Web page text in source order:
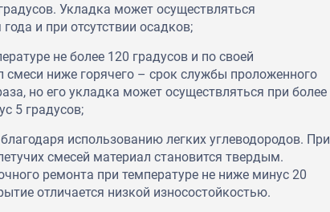
Укладка может осуществляться
и при отсутствии осадков;
не более 120 градусов и по своей
смеси ниже горячего – срок службы проложенного
но его укладка может осуществляться при более
5 градусов;
использованию легких углеводородов. При
смесей материал становится твердым.
ремонта при температуре не ниже минус 20
отличается низкой износостойкостью.